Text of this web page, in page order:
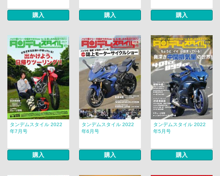
購入 購入 購入
タンデムスタイル 2022
年7月号
購入
タンデムスタイル 2022
年6月号
購入
タンデムスタイル 2022
年5月号
購入